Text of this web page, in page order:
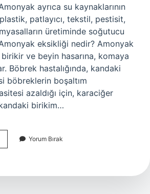
ayrıca su kaynaklarının
plastik, patlayıcı, tekstil, pestisit,
üretiminde soğutucu
eksikliği nedir? Amonyak
ve beyin hasarına, komaya
Böbrek hastalığında, kandaki
böbreklerin boşaltım
azaldığı için, karaciğer
birikim…
Amonyak
Yorum Bırak